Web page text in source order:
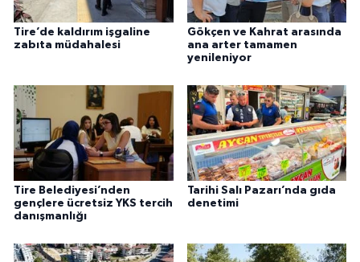
Tire’de kaldırım işgaline
zabıta müdahalesi
Gökçen ve Kahrat arasında
ana arter tamamen
yenileniyor
Tire Belediyesi’nden
gençlere ücretsiz YKS tercih
danışmanlığı
Tarihi Salı Pazarı’nda gıda
denetimi